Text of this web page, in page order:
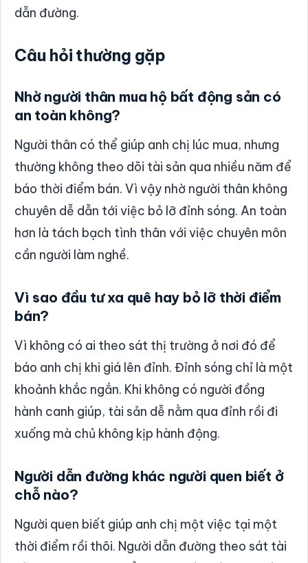
dẫn đường.
Câu hỏi thường gặp
Nhờ người thân mua hộ bất động sản có
an toàn không?
Người thân có thể giúp anh chị lúc mua, nhưng
thường không theo dõi tài sản qua nhiều năm để
báo thời điểm bán. Vì vậy nhờ người thân không
chuyên dễ dẫn tới việc bỏ lỡ đỉnh sóng. An toàn
hơn là tách bạch tình thân với việc chuyên môn
cần người làm nghề.
Vì sao đầu tư xa quê hay bỏ lỡ thời điểm
bán?
Vì không có ai theo sát thị trường ở nơi đó để
báo anh chị khi giá lên đỉnh. Đỉnh sóng chỉ là một
khoảnh khắc ngắn. Khi không có người đồng
hành canh giúp, tài sản dễ nằm qua đỉnh rồi đi
xuống mà chủ không kịp hành động.
Người dẫn đường khác người quen biết ở
chỗ nào?
Người quen biết giúp anh chị một việc tại một
thời điểm rồi thôi. Người dẫn đường theo sát tài